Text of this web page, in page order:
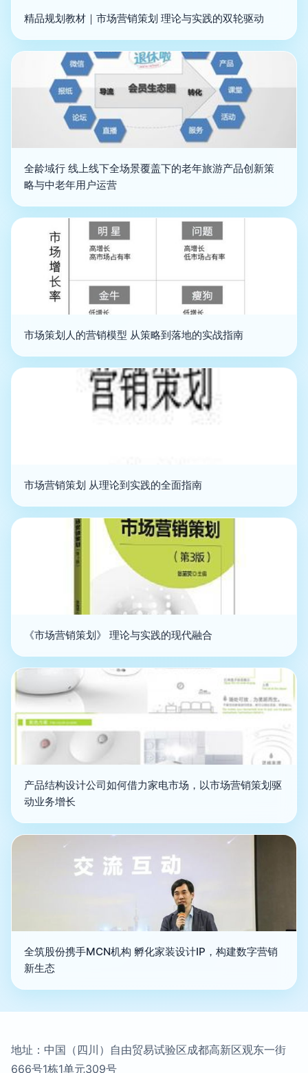
精品规划教材｜市场营销策划 理论与实践的双轮驱动
全龄域行 线上线下全场景覆盖下的老年旅游产品创新策
略与中老年用户运营
市场策划人的营销模型 从策略到落地的实战指南
市场营销策划 从理论到实践的全面指南
《市场营销策划》 理论与实践的现代融合
产品结构设计公司如何借力家电市场，以市场营销策划驱
动业务增长
全筑股份携手MCN机构 孵化家装设计IP，构建数字营销
新生态
地址：中国（四川）自由贸易试验区成都高新区观东一街
666号1栋1单元309号